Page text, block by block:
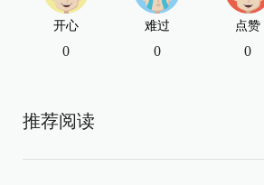
开心
0
难过
0
点赞
0
推荐阅读